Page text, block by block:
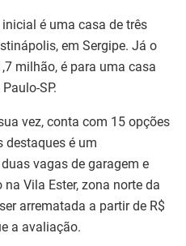
é uma casa de três
em Sergipe. Já o
milhão, é para uma casa
SP.
vez, conta com 15 opções
destaques é um
vagas de garagem e
Vila Ester, zona norte da
arrematada a partir de R$
a avaliação.